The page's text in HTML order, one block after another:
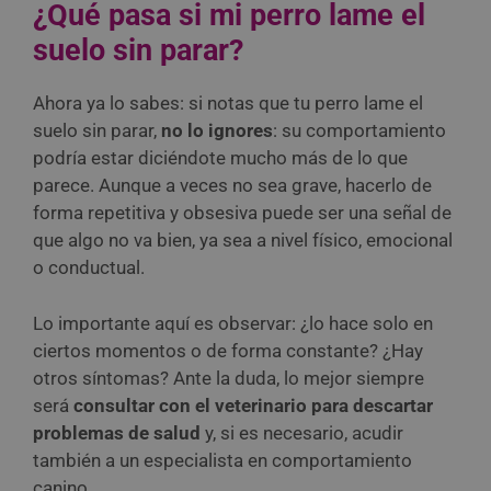
¿Qué pasa si mi perro lame el
suelo sin parar?
Ahora ya lo sabes: si notas que tu perro lame el
suelo sin parar, no lo ignores: su comportamiento
podría estar diciéndote mucho más de lo que
parece. Aunque a veces no sea grave, hacerlo de
forma repetitiva y obsesiva puede ser una señal de
que algo no va bien, ya sea a nivel físico, emocional
o conductual.
Lo importante aquí es observar: ¿lo hace solo en
ciertos momentos o de forma constante? ¿Hay
otros síntomas? Ante la duda, lo mejor siempre
será consultar con el veterinario para descartar
problemas de salud y, si es necesario, acudir
también a un especialista en comportamiento